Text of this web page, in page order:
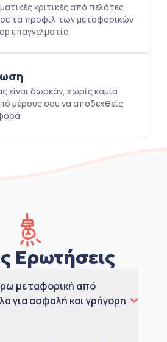
κριτικές από πελάτες
τα προφίλ των μεταφορικών
επαγγελματία
είναι δωρεάν, χωρίς καμία
μέρους σου να αποδεχθείς
Ερωτήσεις
μεταφορική από
για ασφαλή και γρήγορη